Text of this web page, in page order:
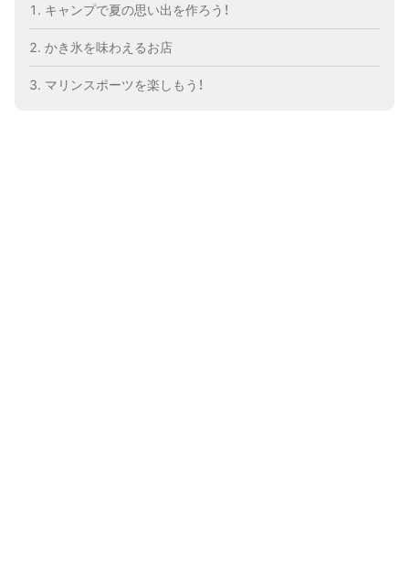
キャンプで夏の思い出を作ろう！
かき氷を味わえるお店
マリンスポーツを楽しもう！